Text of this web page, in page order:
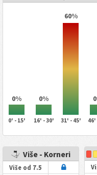
0% 0%
60%
0' - 15' 16' - 30' 31' - 45' 46'
Više - Korneri
Više od 7.5